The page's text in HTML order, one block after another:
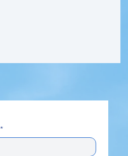
*